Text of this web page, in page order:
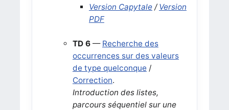
Version Capytale/Version
PDF
TD 6— Recherche des
occurrences sur des valeurs
de type quelconque /
Correction.
Introduction des listes,
parcours séquentiel sur une